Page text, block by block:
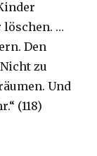
löschen. …
Den
zu
Und
(118)